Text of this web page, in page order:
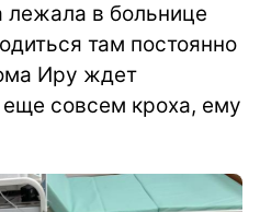
в больнице
там постоянно
Иру ждет
совсем кроха, ему